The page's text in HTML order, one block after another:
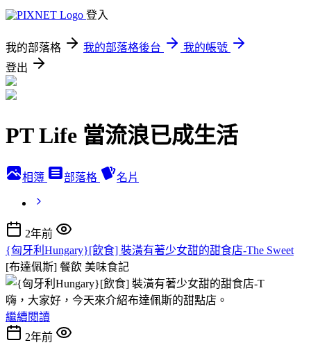
登入
我的部落格 我的部落格後台
我的帳號
登出
PT Life 當流浪已成生活
相簿 部落格 名片
2年前
{匈牙利Hungary}[飲食] 裝潢有著少女甜的甜食店-The Sweet
[布達佩斯] 餐飲 美味食記
嗨，大家好，今天來介紹布達佩斯的甜點店。
繼續閱讀
2年前